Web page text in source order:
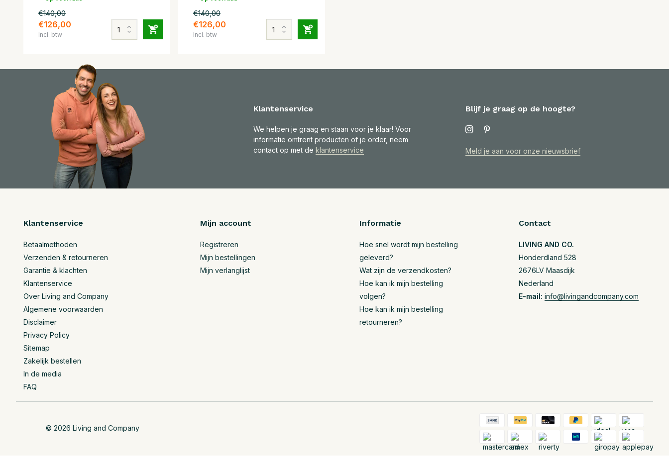
€140,00
€126,00
Incl. btw
€140,00
€126,00
Incl. btw
Klantenservice
We helpen je graag en staan voor je klaar! Voor
informatie omtrent producten of je order, neem
contact op met de klantenservice
Blijf je graag op de hoogte?
Meld je aan voor onze nieuwsbrief
Klantenservice
Betaalmethoden
Verzenden & retourneren
Garantie & klachten
Klantenservice
Over Living and Company
Algemene voorwaarden
Disclaimer
Privacy Policy
Sitemap
Zakelijk bestellen
In de media
FAQ
Mijn account
Registreren
Mijn bestellingen
Mijn verlanglijst
Informatie
Hoe snel wordt mijn bestelling
geleverd?
Wat zijn de verzendkosten?
Hoe kan ik mijn bestelling
volgen?
Hoe kan ik mijn bestelling
retourneren?
Contact
LIVING AND CO.
Honderdland 528
2676LV Maasdijk
Nederland
E-mail: info@livingandcompany.com
© 2026 Living and Company